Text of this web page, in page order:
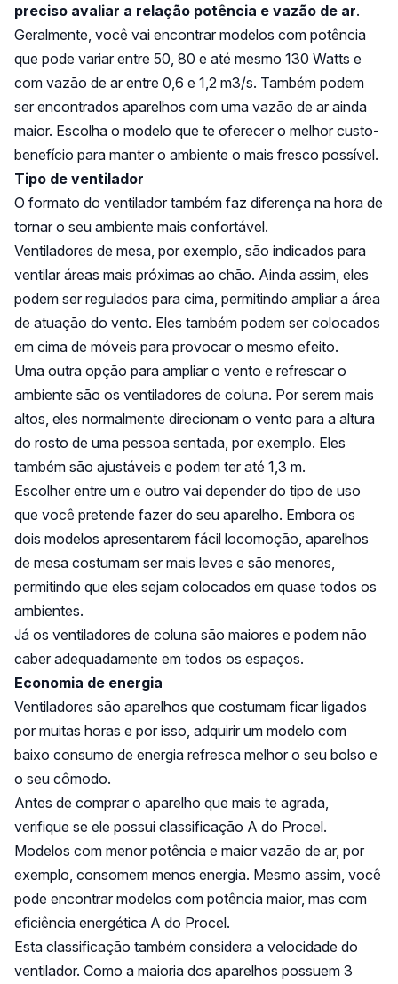
preciso avaliar a relação potência e vazão de ar.
Geralmente, você vai encontrar modelos com potência
que pode variar entre 50, 80 e até mesmo 130 Watts e
com vazão de ar entre 0,6 e 1,2 m3/s. Também podem
ser encontrados aparelhos com uma vazão de ar ainda
maior. Escolha o modelo que te oferecer o melhor custo-
benefício para manter o ambiente o mais fresco possível.
Tipo de ventilador
O formato do ventilador também faz diferença na hora de
tornar o seu ambiente mais confortável.
Ventiladores de mesa, por exemplo, são indicados para
ventilar áreas mais próximas ao chão. Ainda assim, eles
podem ser regulados para cima, permitindo ampliar a área
de atuação do vento. Eles também podem ser colocados
em cima de móveis para provocar o mesmo efeito.
Uma outra opção para ampliar o vento e refrescar o
ambiente são os ventiladores de coluna. Por serem mais
altos, eles normalmente direcionam o vento para a altura
do rosto de uma pessoa sentada, por exemplo. Eles
também são ajustáveis e podem ter até 1,3 m.
Escolher entre um e outro vai depender do tipo de uso
que você pretende fazer do seu aparelho. Embora os
dois modelos apresentarem fácil locomoção, aparelhos
de mesa costumam ser mais leves e são menores,
permitindo que eles sejam colocados em quase todos os
ambientes.
Já os ventiladores de coluna são maiores e podem não
caber adequadamente em todos os espaços.
Economia de energia
Ventiladores são aparelhos que costumam ficar ligados
por muitas horas e por isso, adquirir um modelo com
baixo consumo de energia refresca melhor o seu bolso e
o seu cômodo.
Antes de comprar o aparelho que mais te agrada,
verifique se ele possui classificação A do Procel.
Modelos com menor potência e maior vazão de ar, por
exemplo, consomem menos energia. Mesmo assim, você
pode encontrar modelos com potência maior, mas com
eficiência energética A do Procel.
Esta classificação também considera a velocidade do
ventilador. Como a maioria dos aparelhos possuem 3